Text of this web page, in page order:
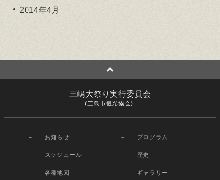
2014年4月
三嶋大祭り実行委員会
(三島市観光協会).
お知らせ プログラム
スケジュール 歴史
各種地図 ギャラリー